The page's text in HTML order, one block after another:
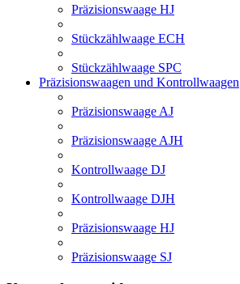
Präzisionswaage HJ
Stückzählwaage ECH
Stückzählwaage SPC
Präzisionswaagen und Kontrollwaagen
Präzisionswaage AJ
Präzisionswaage AJH
Kontrollwaage DJ
Kontrollwaage DJH
Präzisionswaage HJ
Präzisionswaage SJ